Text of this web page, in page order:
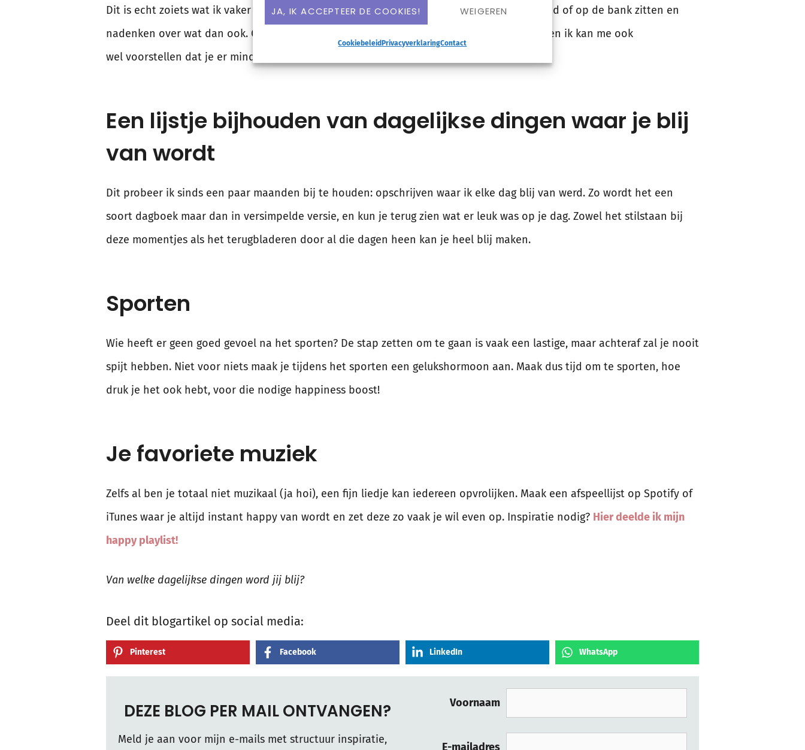
JA, IK ACCEPTEER DE COOKIES! WEIGEREN
Cookiebeleid PrivacyverklaringContact
Dit is echt zoiets wat ik vaker zou willen doen. Gewoon even vijf minuten niks doen, op bed of op de bank zitten en
nadenken over wat dan ook. Of over helemaal niets. Het schijnt heel goed voor je te zijn en ik kan me ook
wel voorstellen dat je er minder stressvol van wordt als je een korte break neemt.
Een lijstje bijhouden van dagelijkse dingen waar je blij
van wordt
Dit probeer ik sinds een paar maanden bij te houden: opschrijven waar ik elke dag blij van werd. Zo wordt het een
soort dagboek maar dan in versimpelde versie, en kun je terug zien wat er leuk was op je dag. Zowel het stilstaan bij
deze momentjes als het terugbladeren door al die dagen heen kan je heel blij maken.
Sporten
Wie heeft er geen goed gevoel na het sporten? De stap zetten om te gaan is vaak een lastige, maar achteraf zal je nooit
spijt hebben. Niet voor niets maak je tijdens het sporten een gelukshormoon aan. Maak dus tijd om te sporten, hoe
druk je het ook hebt, voor die nodige happiness boost!
Je favoriete muziek
Zelfs al ben je totaal niet muzikaal (ja hoi), een fijn liedje kan iedereen opvrolijken. Maak een afspeellijst op Spotify of
iTunes waar je altijd instant happy van wordt en zet deze zo vaak je wil even op. Inspiratie nodig? Hier deelde ik mijn
happy playlist!
Van welke dagelijkse dingen word jij blij?
Deel dit blogartikel op social media:
Pinterest Facebook LinkedIn WhatsApp
DEZE BLOG PER MAIL ONTVANGEN?
Meld je aan voor mijn e-mails met structuur inspiratie,
Voornaam
E-mailadres